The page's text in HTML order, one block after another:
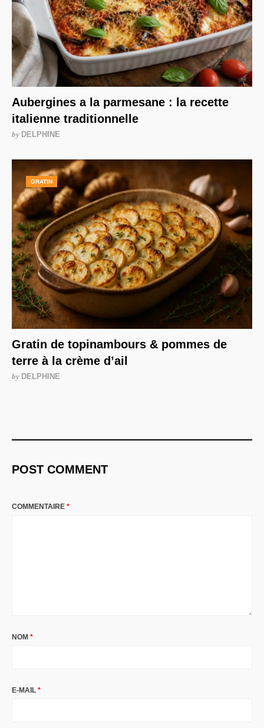
Aubergines a la parmesane : la recette
italienne traditionnelle
by DELPHINE
GRATIN
Gratin de topinambours & pommes de
terre à la crème d’ail
by DELPHINE
POST COMMENT
COMMENTAIRE *
NOM *
E-MAIL *